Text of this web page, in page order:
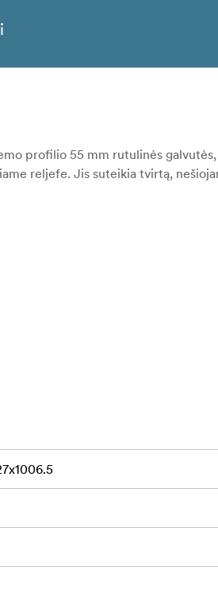
profilio 55 mm rutulinės galvutės,
reljefe. Jis suteikia tvirtą,